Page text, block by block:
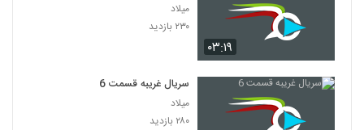
۰۳:۱۹
میلاد
۲۳۰ بازدید
سریال غریبه قسمت 6
میلاد
۲۸۰ بازدید